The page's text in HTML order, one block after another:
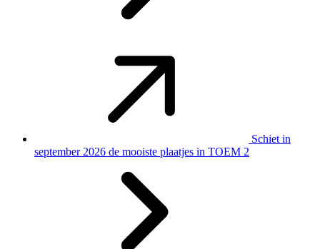
Schiet in
september 2026 de mooiste plaatjes in TOEM 2